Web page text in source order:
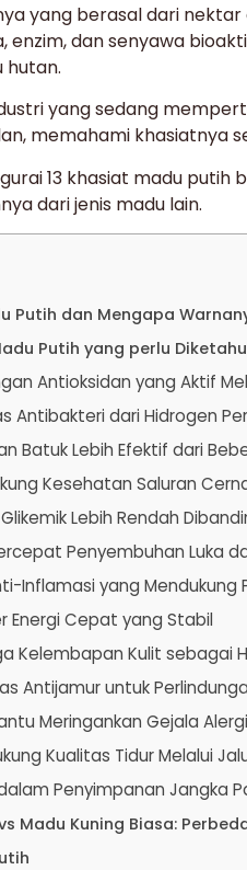
yang berasal dari
enzim, dan senyawa
hutan.
yang sedang
memahami khasiatnya
13 khasiat madu
dari jenis madu lain.
Putih dan Mengapa
Putih yang perlu
Antioksidan yang Aktif
Antibakteri dari Hidrogen
Batuk Lebih Efektif dari
Kesehatan Saluran
Lebih Rendah
Penyembuhan Luka
Inflamasi yang Mendukung
Energi Cepat yang Stabil
Kelembapan Kulit sebagai
Antijamur untuk
Meringankan Gejala
Kualitas Tidur Melalui
Penyimpanan Jangka
Madu Kuning Biasa: